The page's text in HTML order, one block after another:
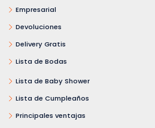
Empresarial
Devoluciones
Delivery Gratis
Lista de Bodas
Lista de Baby Shower
Lista de Cumpleaños
Principales ventajas